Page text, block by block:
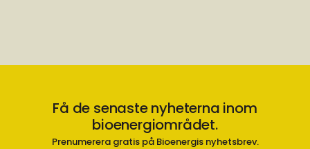
Få de senaste nyheterna inom
bioenergiområdet.
Prenumerera gratis på Bioenergis nyhetsbrev.